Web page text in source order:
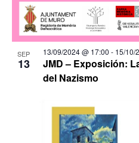
SEP
13
JMD – Exposición:
del Nazismo
13/09/2024 @ 17:00 - 15/10/